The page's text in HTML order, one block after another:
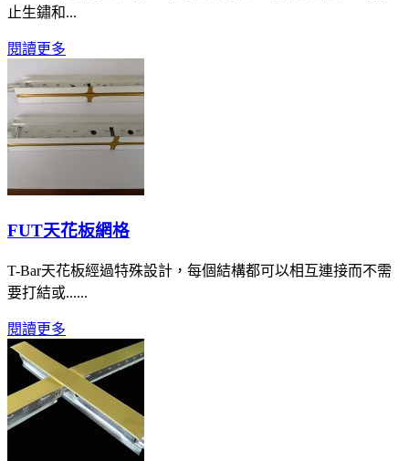
止生鏽和...
閱讀更多
FUT天花板網格
T-Bar天花板經過特殊設計，每個結構都可以相互連接而不需
要打結或......
閱讀更多